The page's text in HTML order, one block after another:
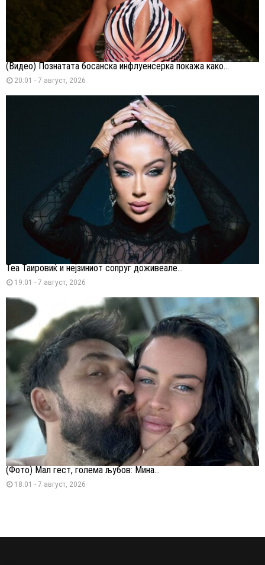
(Видео) Познатата босанска инфлуенсерка покажа како...
20:01 - 7 август, 2026
Теа Таировиќ и нејзиниот сопруг доживеале...
19:01 - 7 август, 2026
(Фото) Мал гест, голема љубов: Мина...
18:01 - 7 август, 2026